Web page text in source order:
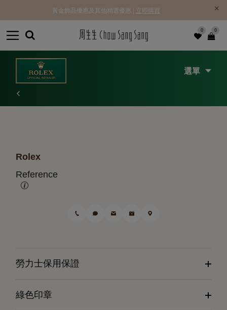
0 0
黃金飾品優惠及其他精選優惠 | 立即購買
選單
Rolex
Reference
勞力士保用保證
綠色印章